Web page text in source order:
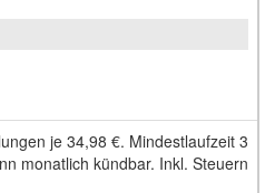
je 34,98 €. Mindestlaufzeit 3
monatlich kündbar. Inkl. Steuern